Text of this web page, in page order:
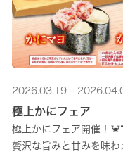
2026.03.19 -
極上かにフェア
極上かにフェア開催！
贅沢な旨みと甘みを味わ